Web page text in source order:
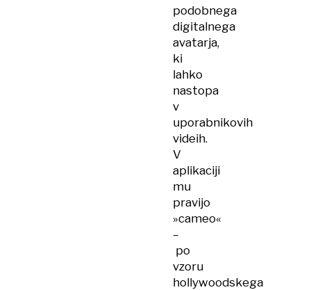
podobnega
digitalnega
avatarja,
ki
lahko
nastopa
v
uporabnikovih
videih.
V
aplikaciji
mu
pravijo
»cameo«
–
po
vzoru
hollywoodskega